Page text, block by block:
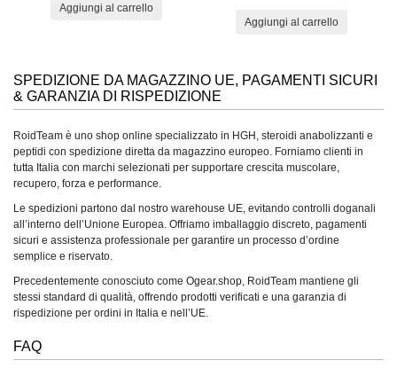
Aggiungi al carrello
Aggiungi al carrello
SPEDIZIONE DA MAGAZZINO UE, PAGAMENTI SICURI
& GARANZIA DI RISPEDIZIONE
RoidTeam è uno shop online specializzato in HGH, steroidi anabolizzanti e
peptidi con spedizione diretta da magazzino europeo. Forniamo clienti in
tutta Italia con marchi selezionati per supportare crescita muscolare,
recupero, forza e performance.
Le spedizioni partono dal nostro warehouse UE, evitando controlli doganali
all’interno dell’Unione Europea. Offriamo imballaggio discreto, pagamenti
sicuri e assistenza professionale per garantire un processo d’ordine
semplice e riservato.
Precedentemente conosciuto come Ogear.shop, RoidTeam mantiene gli
stessi standard di qualità, offrendo prodotti verificati e una garanzia di
rispedizione per ordini in Italia e nell’UE.
FAQ